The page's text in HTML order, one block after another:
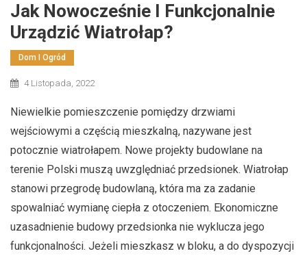
Jak Nowocześnie I Funkcjonalnie
Urządzić Wiatrołap?
Dom I Ogród
4 Listopada, 2022
Niewielkie pomieszczenie pomiędzy drzwiami
wejściowymi a częścią mieszkalną, nazywane jest
potocznie wiatrołapem. Nowe projekty budowlane na
terenie Polski muszą uwzględniać przedsionek. Wiatrołap
stanowi przegrodę budowlaną, która ma za zadanie
spowalniać wymianę ciepła z otoczeniem. Ekonomiczne
uzasadnienie budowy przedsionka nie wyklucza jego
funkcjonalności. Jeżeli mieszkasz w bloku, a do dyspozycji